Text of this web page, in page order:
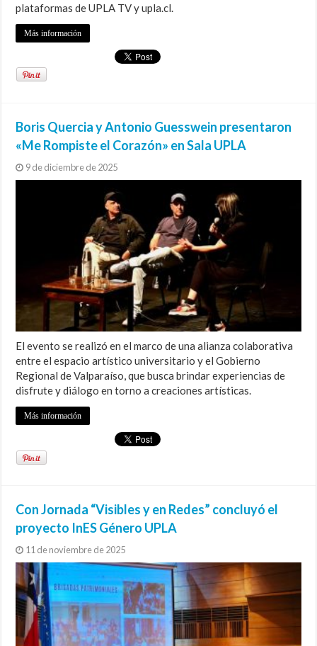
plataformas de UPLA TV y upla.cl.
Más información
Boris Quercia y Antonio Guesswein presentaron
«Me Rompiste el Corazón» en Sala UPLA
9 de diciembre de 2025
El evento se realizó en el marco de una alianza colaborativa
entre el espacio artístico universitario y el Gobierno
Regional de Valparaíso, que busca brindar experiencias de
disfrute y diálogo en torno a creaciones artísticas.
Más información
Con Jornada “Visibles y en Redes” concluyó el
proyecto InES Género UPLA
11 de noviembre de 2025